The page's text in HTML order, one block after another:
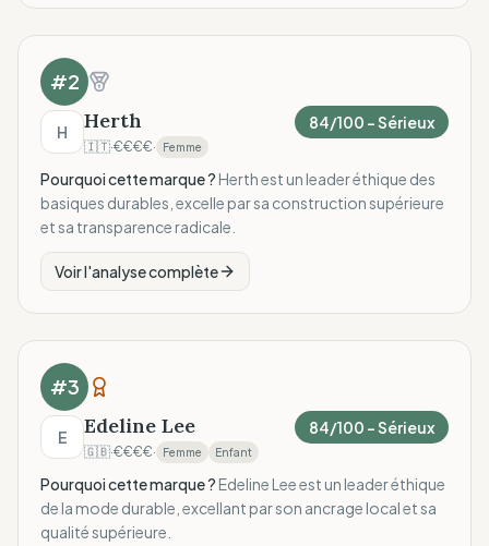
#2
H Herth
🇮🇹·€€€€· Femme
84/100 –Sérieux
Pourquoi cette marque ?Herth est un leader éthique des
basiques durables, excelle par sa construction supérieure
et sa transparence radicale.
Voir l'analyse complète
#3
E Edeline Lee
🇬🇧·€€€€· Femme Enfant
84/100 –Sérieux
Pourquoi cette marque ?Edeline Lee est un leader éthique
de la mode durable, excellant par son ancrage local et sa
qualité supérieure.